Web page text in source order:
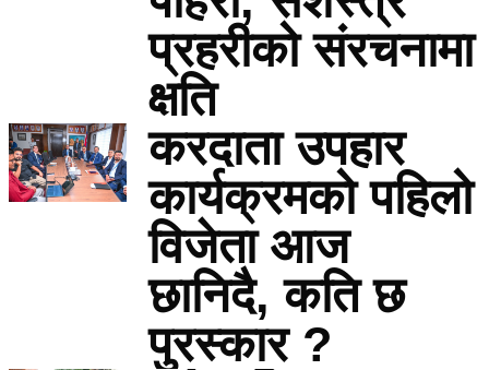
प्रहरीको संरचनामा
क्षति
करदाता उपहार
कार्यक्रमको पहिलो
विजेता आज
छानिदै, कति छ
पुरस्कार ?